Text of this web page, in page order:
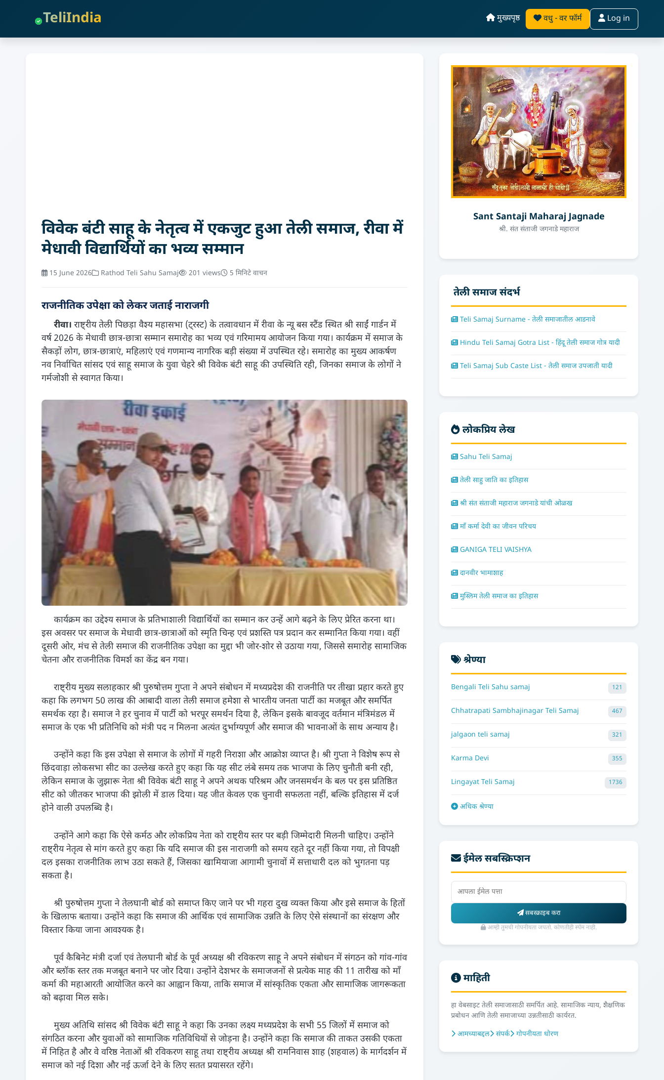
TeliIndia मुख्यपृष्ठ वधु - वर फॉर्म Log in
विवेक बंटी साहू के नेतृत्व में एकजुट हुआ तेली समाज, रीवा में
मेधावी विद्यार्थियों का भव्य सम्मान
15 June 2026 Rathod Teli Sahu Samaj 201 views 5 मिनिटे वाचन
राजनीतिक उपेक्षा को लेकर जताई नाराजगी
रीवा। राष्ट्रीय तेली पिछड़ा वैश्य महासभा (ट्रस्ट) के तत्वावधान में रीवा के न्यू बस स्टैंड स्थित श्री साईं गार्डन में
वर्ष 2026 के मेधावी छात्र-छात्रा सम्मान समारोह का भव्य एवं गरिमामय आयोजन किया गया। कार्यक्रम में समाज के
सैकड़ों लोग, छात्र-छात्राएं, महिलाएं एवं गणमान्य नागरिक बड़ी संख्या में उपस्थित रहे। समारोह का मुख्य आकर्षण
नव निर्वाचित सांसद एवं साहू समाज के युवा चेहरे श्री विवेक बंटी साहू की उपस्थिति रही, जिनका समाज के लोगों ने
गर्मजोशी से स्वागत किया।
कार्यक्रम का उद्देश्य समाज के प्रतिभाशाली विद्यार्थियों का सम्मान कर उन्हें आगे बढ़ने के लिए प्रेरित करना था।
इस अवसर पर समाज के मेधावी छात्र-छात्राओं को स्मृति चिन्ह एवं प्रशस्ति पत्र प्रदान कर सम्मानित किया गया। वहीं
दूसरी ओर, मंच से तेली समाज की राजनीतिक उपेक्षा का मुद्दा भी जोर-शोर से उठाया गया, जिससे समारोह सामाजिक
चेतना और राजनीतिक विमर्श का केंद्र बन गया।
राष्ट्रीय मुख्य सलाहकार श्री पुरुषोत्तम गुप्ता ने अपने संबोधन में मध्यप्रदेश की राजनीति पर तीखा प्रहार करते हुए
कहा कि लगभग 50 लाख की आबादी वाला तेली समाज हमेशा से भारतीय जनता पार्टी का मजबूत और समर्पित
समर्थक रहा है। समाज ने हर चुनाव में पार्टी को भरपूर समर्थन दिया है, लेकिन इसके बावजूद वर्तमान मंत्रिमंडल में
समाज के एक भी प्रतिनिधि को मंत्री पद न मिलना अत्यंत दुर्भाग्यपूर्ण और समाज की भावनाओं के साथ अन्याय है।
उन्होंने कहा कि इस उपेक्षा से समाज के लोगों में गहरी निराशा और आक्रोश व्याप्त है। श्री गुप्ता ने विशेष रूप से
छिंदवाड़ा लोकसभा सीट का उल्लेख करते हुए कहा कि यह सीट लंबे समय तक भाजपा के लिए चुनौती बनी रही,
लेकिन समाज के जुझारू नेता श्री विवेक बंटी साहू ने अपने अथक परिश्रम और जनसमर्थन के बल पर इस प्रतिष्ठित
सीट को जीतकर भाजपा की झोली में डाल दिया। यह जीत केवल एक चुनावी सफलता नहीं, बल्कि इतिहास में दर्ज
होने वाली उपलब्धि है।
उन्होंने आगे कहा कि ऐसे कर्मठ और लोकप्रिय नेता को राष्ट्रीय स्तर पर बड़ी जिम्मेदारी मिलनी चाहिए। उन्होंने
राष्ट्रीय नेतृत्व से मांग करते हुए कहा कि यदि समाज की इस नाराजगी को समय रहते दूर नहीं किया गया, तो विपक्षी
दल इसका राजनीतिक लाभ उठा सकते हैं, जिसका खामियाजा आगामी चुनावों में सत्ताधारी दल को भुगतना पड़
सकता है।
श्री पुरुषोत्तम गुप्ता ने तेलघानी बोर्ड को समाप्त किए जाने पर भी गहरा दुख व्यक्त किया और इसे समाज के हितों
के खिलाफ बताया। उन्होंने कहा कि समाज की आर्थिक एवं सामाजिक उन्नति के लिए ऐसे संस्थानों का संरक्षण और
विस्तार किया जाना आवश्यक है।
पूर्व कैबिनेट मंत्री दर्जा एवं तेलघानी बोर्ड के पूर्व अध्यक्ष श्री रविकरण साहू ने अपने संबोधन में संगठन को गांव-गांव
और ब्लॉक स्तर तक मजबूत बनाने पर जोर दिया। उन्होंने देशभर के समाजजनों से प्रत्येक माह की 11 तारीख को माँ
कर्मा की महाआरती आयोजित करने का आह्वान किया, ताकि समाज में सांस्कृतिक एकता और सामाजिक जागरूकता
को बढ़ावा मिल सके।
मुख्य अतिथि सांसद श्री विवेक बंटी साहू ने कहा कि उनका लक्ष्य मध्यप्रदेश के सभी 55 जिलों में समाज को
संगठित करना और युवाओं को सामाजिक गतिविधियों से जोड़ना है। उन्होंने कहा कि समाज की ताकत उसकी एकता
में निहित है और वे वरिष्ठ नेताओं श्री रविकरण साहू तथा राष्ट्रीय अध्यक्ष श्री रामनिवास शाह (शहवाल) के मार्गदर्शन में
समाज को नई दिशा और नई ऊर्जा देने के लिए सतत प्रयासरत रहेंगे।
Sant Santaji Maharaj Jagnade
श्री. संत संताजी जगनाडे महाराज
तेली समाज संदर्भ
Teli Samaj Surname - तेली समाजातील आडनावे
Hindu Teli Samaj Gotra List - हिंदू तेली समाज गोत्र यादी
Teli Samaj Sub Caste List - तेली समाज उपजाती यादी
लोकप्रिय लेख
Sahu Teli Samaj
तेली साहु जाति का इतिहास
श्री संत संताजी महाराज जगनाडे यांची ओळख
माँ कर्मा देवी का जीवन परिचय
GANIGA TELI VAISHYA
दानवीर भामाशाह
मुस्लिम तेली समाज का इतिहास
श्रेण्या
Bengali Teli Sahu samaj 121
Chhatrapati Sambhajinagar Teli Samaj 467
jalgaon teli samaj 321
Karma Devi 355
Lingayat Teli Samaj 1736
अधिक श्रेण्या
ईमेल सबस्क्रिप्शन
सबस्क्राइब करा
आम्ही तुमची गोपनीयता जपतो. कोणतीही स्पॅम नाही.
माहिती
हा वेबसाइट तेली समाजासाठी समर्पित आहे. सामाजिक न्याय, शैक्षणिक
प्रबोधन आणि तेली समाजाच्या उन्नतीसाठी कार्यरत.
आमच्याबद्दल
संपर्क गोपनीयता धोरण